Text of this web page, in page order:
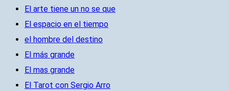
El arte tiene un no se que
El espacio en el tiempo
el hombre del destino
El más grande
El mas grande
El Tarot con Sergio Arro